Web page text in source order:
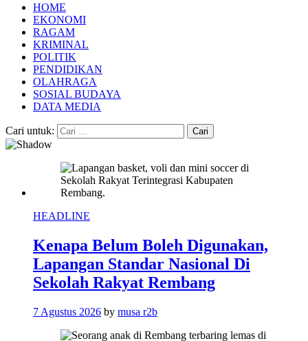
HOME
EKONOMI
RAGAM
KRIMINAL
POLITIK
PENDIDIKAN
OLAHRAGA
SOSIAL BUDAYA
DATA MEDIA
Cari untuk:
HEADLINE
Kenapa Belum Boleh Digunakan,
Lapangan Standar Nasional Di
Sekolah Rakyat Rembang
7 Agustus 2026 by musa r2b